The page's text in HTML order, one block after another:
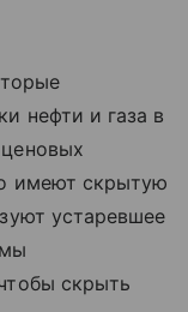
нефти и газа в
имеют скрытую
устаревшее
скрыть